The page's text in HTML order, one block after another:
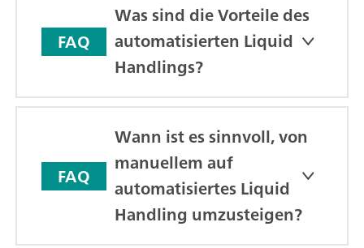
FAQ
Was sind die Vorteile des
automatisierten Liquid
Handlings?
FAQ
Wann ist es sinnvoll, von
manuellem auf
automatisiertes Liquid
Handling umzusteigen?